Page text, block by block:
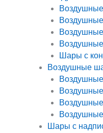
Шары с
Воздушные
Шары с